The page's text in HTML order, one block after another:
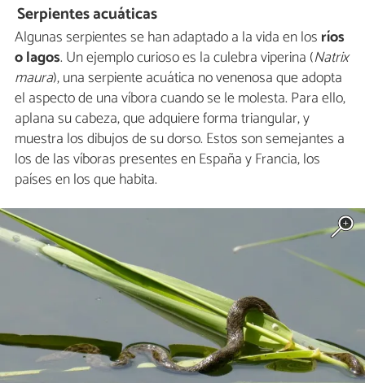
Serpientes acuáticas
Algunas serpientes se han adaptado a la vida en los ríos
o lagos. Un ejemplo curioso es la culebra viperina (Natrix
maura), una serpiente acuática no venenosa que adopta
el aspecto de una víbora cuando se le molesta. Para ello,
aplana su cabeza, que adquiere forma triangular, y
muestra los dibujos de su dorso. Estos son semejantes a
los de las víboras presentes en España y Francia, los
países en los que habita.